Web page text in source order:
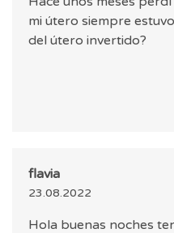
mi útero siempre
del útero invertido?
flavia
23.08.2022
Hola buenas noches